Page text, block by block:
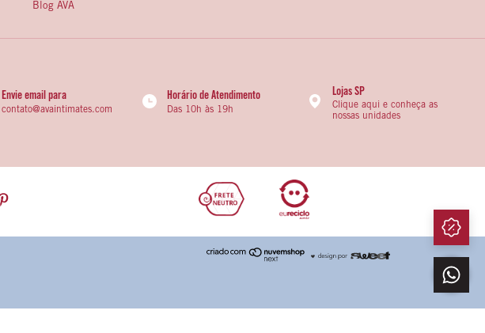
Blog AVA
Envie email para
contato@avaintimates.com
Horário de Atendimento
Das 10h às 19h
Lojas SP
Clique aqui e conheça as
nossas unidades